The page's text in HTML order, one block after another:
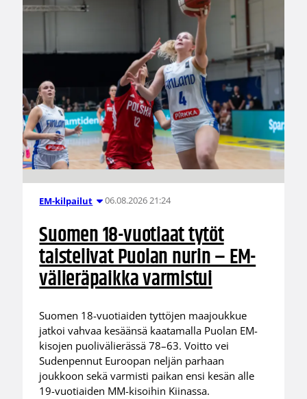
EM-kilpailut 06.08.2026 21:24
Suomen 18-vuotiaat tytöt
taistelivat Puolan nurin – EM-
välieräpaikka varmistui
Suomen 18-vuotiaiden tyttöjen maajoukkue
jatkoi vahvaa kesäänsä kaatamalla Puolan EM-
kisojen puolivälierässä 78–63. Voitto vei
Sudenpennut Euroopan neljän parhaan
joukkoon sekä varmisti paikan ensi kesän alle
19-vuotiaiden MM-kisoihin Kiinassa.